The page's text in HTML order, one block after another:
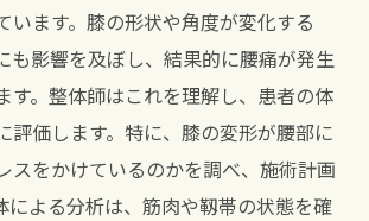
います。膝の形状や角度が変化する
も影響を及ぼし、結果的に腰痛が発生
す。整体師はこれを理解し、患者の体
評価します。特に、膝の変形が腰部に
スをかけているのかを調べ、施術計画
による分析は、筋肉や靱帯の状態を確